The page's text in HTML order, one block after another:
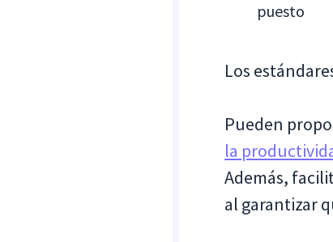
puesto
Los
Pueden
la
Además,
al garantizar